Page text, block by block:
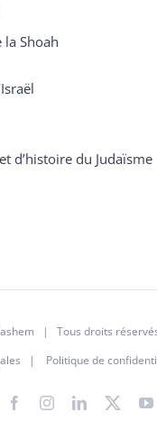
Shoah
d’histoire du Judaïsme
| Tous droits
| Politique de
FacebookInstagramLinkedIn
X